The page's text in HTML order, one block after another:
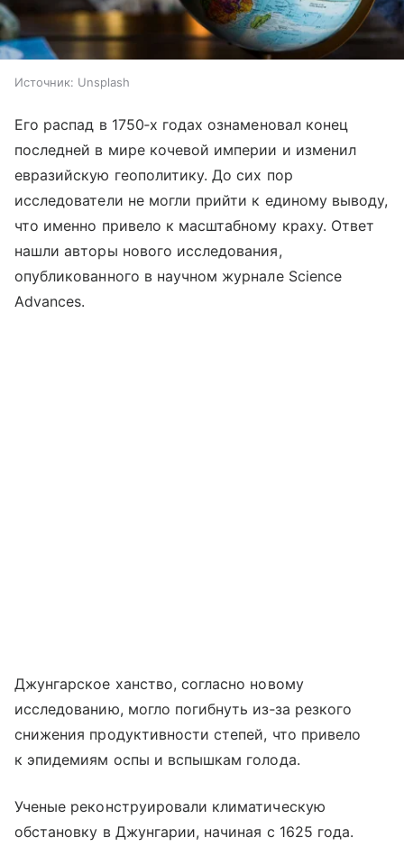
Источник: Unsplash
Его распад в 1750‑х годах ознаменовал конец
последней в мире кочевой империи и изменил
евразийскую геополитику. До сих пор
исследователи не могли прийти к единому выводу,
что именно привело к масштабному краху. Ответ
нашли авторы нового исследования,
опубликованного в научном журнале Science
Advances.
Джунгарское ханство, согласно новому
исследованию, могло погибнуть из‑за резкого
снижения продуктивности степей, что привело
к эпидемиям оспы и вспышкам голода.
Ученые реконструировали климатическую
обстановку в Джунгарии, начиная с 1625 года.